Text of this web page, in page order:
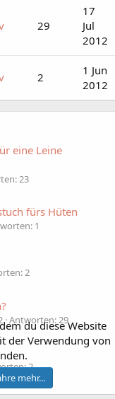
29
17
Jul
2012
2
1 Jun
2012
eine Leine
23
fürs Hüten
1
2
Antworten: 29
2
du diese Website
der Verwendung von
mehr...